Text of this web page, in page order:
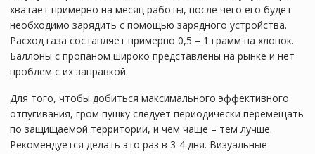
хватает примерно на месяц работы, после чего его будет
необходимо зарядить с помощью зарядного устройства.
Расход газа составляет примерно 0,5 – 1 грамм на хлопок.
Баллоны с пропаном широко представлены на рынке и нет
проблем с их заправкой.
Для того, чтобы добиться максимального эффективного
отпугивания, гром пушку следует периодически перемещать
по защищаемой территории, и чем чаще – тем лучше.
Рекомендуется делать это раз в 3-4 дня. Визуальные